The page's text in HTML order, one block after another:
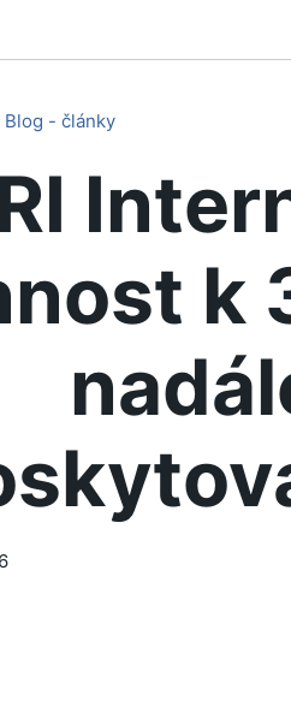
- články
k